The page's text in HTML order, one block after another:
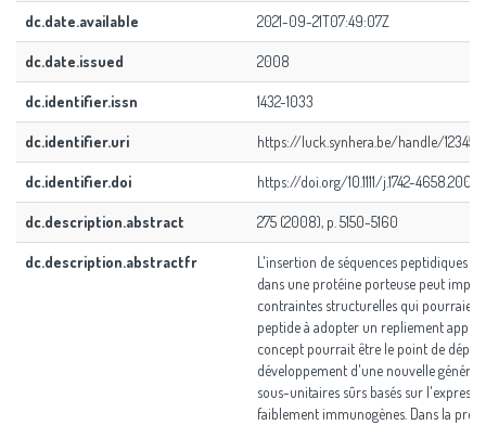
dc.date.available 2021-09-21T07:49:07Z
dc.date.issued 2008
dc.identifier.issn 1432-1033
dc.identifier.uri https://luck.synhera.be/handle/
dc.identifier.doi https://doi.org/10.1111/j.1742-
dc.description.abstract 275 (2008), p. 5150-5160
dc.description.abstractfr
L'insertion de séquences peptidiques
dans une protéine porteuse peut
contraintes structurelles qui
peptide à adopter un repliement
concept pourrait être le point de
développement d'une nouvelle
sous-unitaires sûrs basés sur
faiblement immunogènes. Dans la